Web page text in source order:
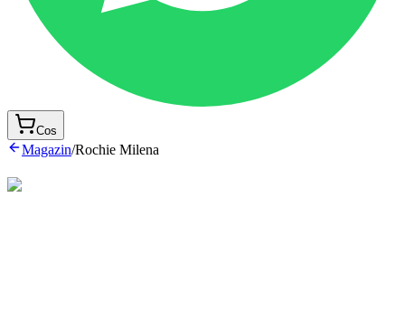
Cos
Magazin/Rochie Milena